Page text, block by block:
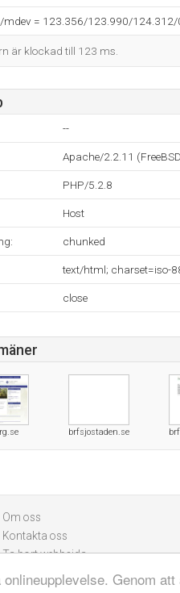
Genom
= 123.356/123.990/124.312/
är klockad till 123 ms.
--
Apache/2.2.11
PHP/5.2.8
Host
chunked
text/html; charset=iso-
close
brfsjostaden.se
Om oss
Kontakta oss
Ta bort webbsida